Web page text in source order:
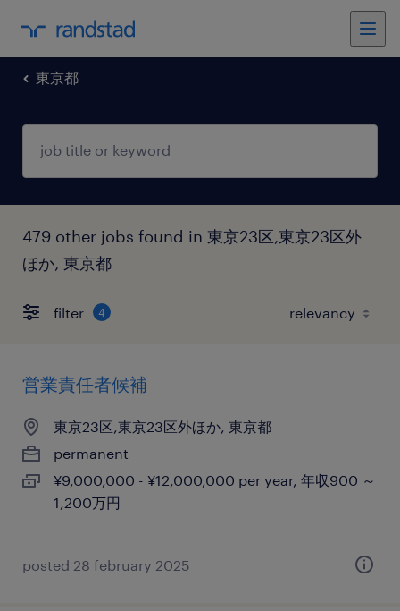
東京都
479 other jobs found in 東京23区,東京23区外
ほか, 東京都
filter 4
営業責任者候補
東京23区,東京23区外ほか, 東京都
permanent
¥9,000,000 - ¥12,000,000 per year, 年収900 ～
1,200万円
posted 28 february 2025